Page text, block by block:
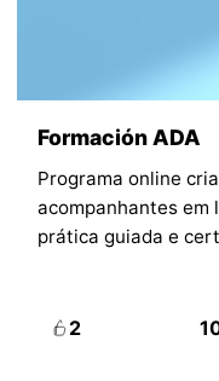
Formación ADA
Programa online
acompanhantes em
prática guiada e
2